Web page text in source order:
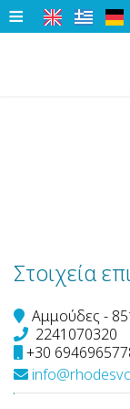
≡
Στοιχεία
Αμμούδες -
2241070320
+30